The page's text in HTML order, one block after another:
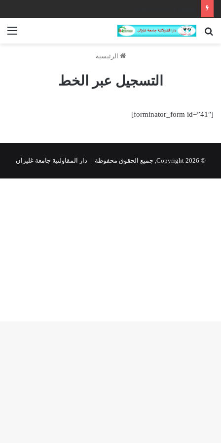
بحث
الرئيسية
التسجيل عبر الخط
[forminator_form id=”41″]
© Copyright 2026, جميع الحقوق محفوظة | دار المقاولتية جامعة غليزان